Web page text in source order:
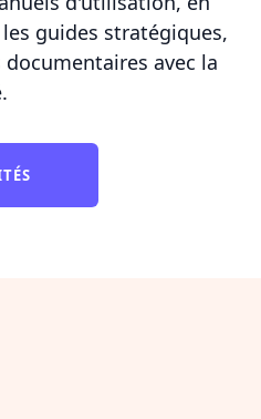
guides stratégiques,
avec la